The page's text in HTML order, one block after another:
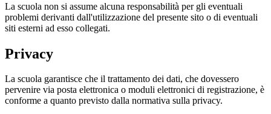
La scuola non si assume alcuna responsabilità per gli eventuali
problemi derivanti dall'utilizzazione del presente sito o di eventuali
siti esterni ad esso collegati.
Privacy
La scuola garantisce che il trattamento dei dati, che dovessero
pervenire via posta elettronica o moduli elettronici di registrazione, è
conforme a quanto previsto dalla normativa sulla privacy.